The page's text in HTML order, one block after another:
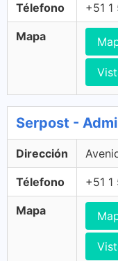
Télefono +51 1
Mapa
Serpost -
Dirección
Télefono +51 1
Mapa